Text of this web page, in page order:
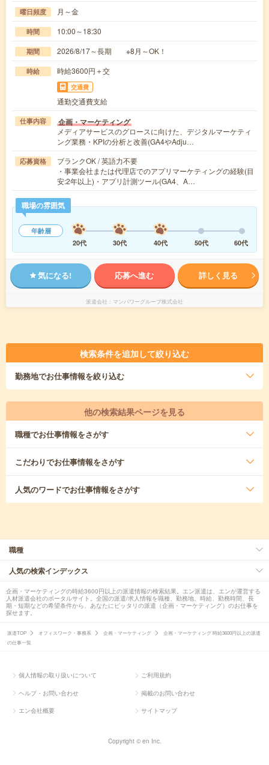
曜日頻度 月～金
時間 10:00～18:30
期間 2026/8/17～長期 ※8月～OK！
時給 時給3600円＋交
交通費
通勤交通費支給
仕事内容 企画・マーケティング
メディアサービスのグロースに向けた、デジタルマーケティ
ング業務・KPIの分析と改善(GA4やAdju…
応募資格
ブランクOK / 英語力不要
・事業会社または代理店でのアプリマーケティングの経験(目
安:2年以上)・アプリ計測ツール(GA4、A…
職場の雰囲気
年齢層
20代
30代 40代 50代 60代
気になる! 応募へ進む 詳しく見る
派遣会社 マンパワーグループ株式会社
検索条件を追加して絞り込む
勤務地でお仕事情報を絞り込む
他の検索結果ページを見る
職種でお仕事情報をさがす
こだわりでお仕事情報をさがす
人気のワードでお仕事情報をさがす
職種
人気の検索インデックス
企画・マーケティングの時給3600円以上の派遣情報の検索結果。エン派遣は、エンが運営する
人材派遣会社のポータルサイト。全国の派遣/求人情報を職種、勤務地、時給、勤務時間、長
期・短期などの希望条件から、あなたにピッタリの派遣（企画・マーケティング）のお仕事を
探せます。
派遣TOP オフィスワーク・事務系 企画・マーケティング
企画・マーケティング 時給3600円以上の派遣
の仕事一覧
個人情報の取り扱いについて ご利用規約
ヘルプ・お問い合わせ 掲載のお問い合わせ
エン会社概要 サイトマップ
Copyright © en Inc.